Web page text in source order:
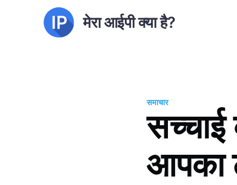
मेरा आईपी क्या है?
समाचार
आपका